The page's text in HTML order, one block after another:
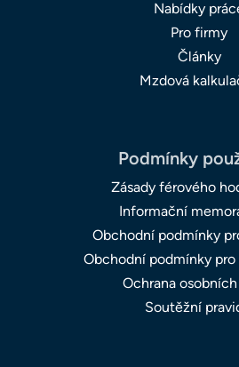
Nabídky
Pro firmy
Články
Mzdová
Podmínky
Zásady férového
Informační
Obchodní podmínky
Obchodní podmínky
Ochrana
Soutěžní